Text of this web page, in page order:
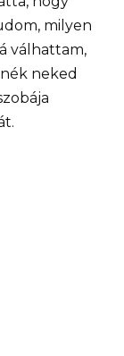
milyen
válhattam,
neked